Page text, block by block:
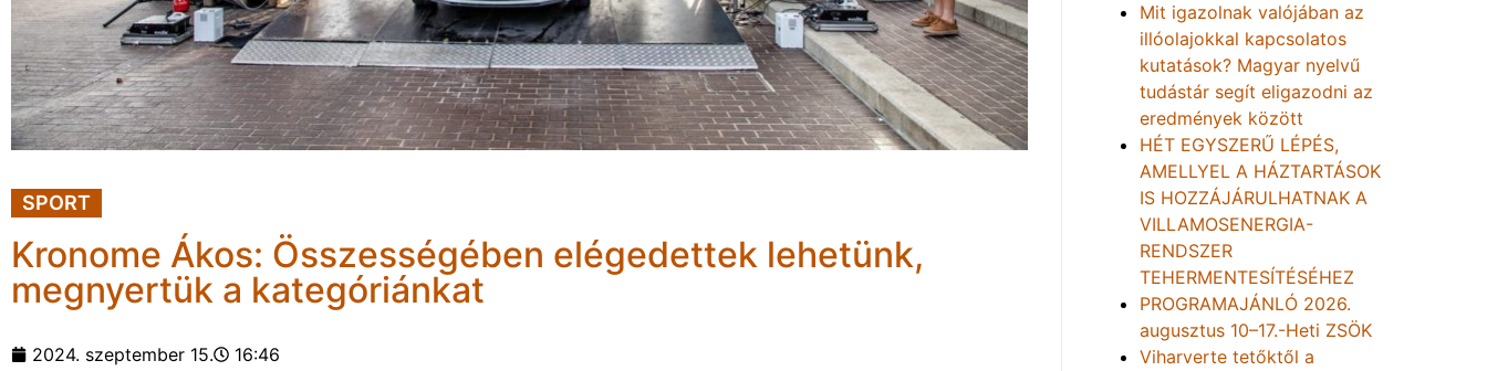
SPORT
Kronome Ákos: Összességében elégedettek lehetünk,
megnyertük a kategóriánkat
2024. szeptember 15. 16:46
Mit igazolnak valójában az
illóolajokkal kapcsolatos
kutatások? Magyar nyelvű
tudástár segít eligazodni az
eredmények között
HÉT EGYSZERŰ LÉPÉS,
AMELLYEL A HÁZTARTÁSOK
IS HOZZÁJÁRULHATNAK A
VILLAMOSENERGIA-
RENDSZER
TEHERMENTESÍTÉSÉHEZ
PROGRAMAJÁNLÓ 2026.
augusztus 10–17.-Heti ZSÖK
Viharverte tetőktől a